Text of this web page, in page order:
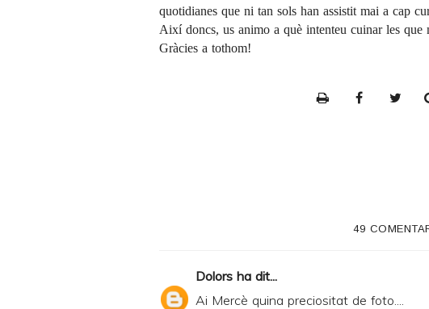
quotidianes que ni tan sols han assistit mai a cap
Així doncs, us animo a què intenteu cuinar les que
Gràcies a tothom!
49
Dolors ha dit...
Ai Mercè quina preciositat de foto....